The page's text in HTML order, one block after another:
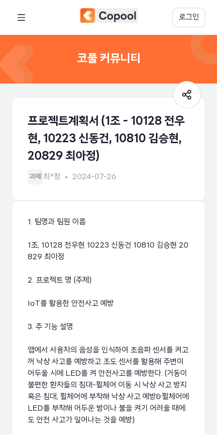
로그인
코풀 커뮤니티
프로젝트계획서 (1조 - 10128 전우
현, 10223 신동건, 10810 김승현,
20829 최아정)
과제 최*정 2024-07-26
1. 팀명과 팀원 이름
1조, 10128 전우현 10223 신동건 10810 김승현 20
829 최아정
2. 프로젝트 명 (주제)
IoT를 활용한 안전사고 예방
3. 주 기능 설명
앱에서 사용자의 음성을 인식하여 초음파 센서를 켜고
꺼 낙상 사고를 예방하고 조도 센서를 활용해 주변이
어두울 시에 LED를 켜 안전사고를 예방한다. (거동이
불편한 환자들의 침대-휠체어 이동 시 낙상 사고 방지
혹은 침대, 휠체어에 부착해 낙상 사고 예방&휠체어에
LED를 부착해 어두운 밤이나 불을 켜기 어려울 때에
도 안전 사고가 일어나는 것을 예방)